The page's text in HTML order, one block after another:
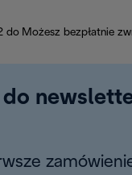
do Możesz bezpłatnie
do